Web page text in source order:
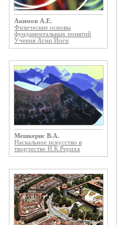
Акимов А.Е.
Физические основы
фундаментальных понятий
Учения Агни Йоги
Мешкерис В.А.
Наскальное искусство в
творчестве Н.К.Рериха